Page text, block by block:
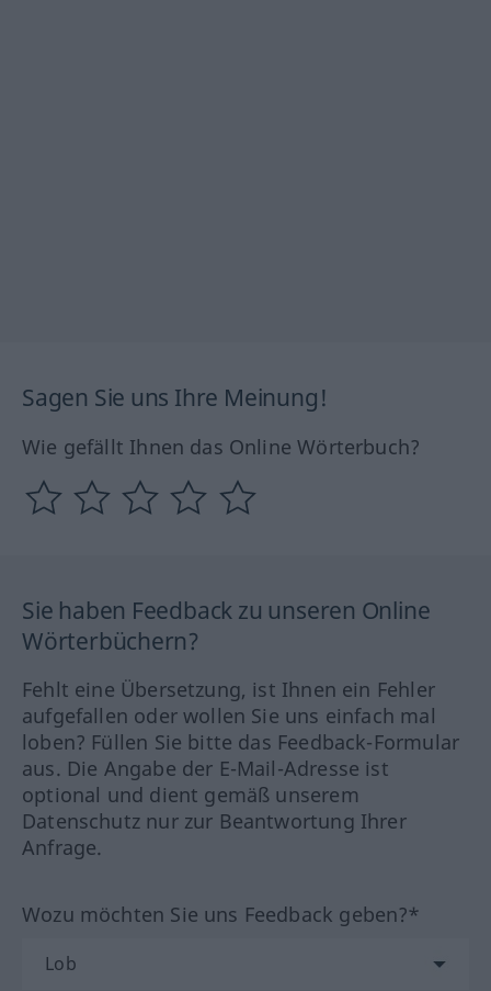
Sagen Sie uns Ihre Meinung!
Wie gefällt Ihnen das Online Wörterbuch?
Sie haben Feedback zu unseren Online
Wörterbüchern?
Fehlt eine Übersetzung, ist Ihnen ein Fehler
aufgefallen oder wollen Sie uns einfach mal
loben? Füllen Sie bitte das Feedback-Formular
aus. Die Angabe der E-Mail-Adresse ist
optional und dient gemäß unserem
Datenschutz nur zur Beantwortung Ihrer
Anfrage.
Wozu möchten Sie uns Feedback geben?*